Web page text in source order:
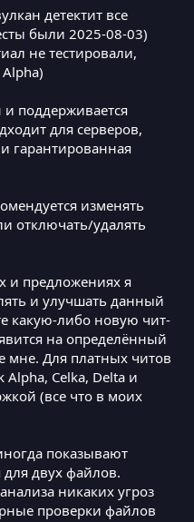
детектит все
были 2025-08-03)
не тестировали,
поддерживается
для серверов,
гарантированная
изменять
отключать/удалять
и предложениях я
и улучшать данный
какую-либо новую чит-
на определённый
мне. Для платных читов
Celka, Delta и
(все что в моих
показывают
двух файлов.
никаких угроз
проверки файлов